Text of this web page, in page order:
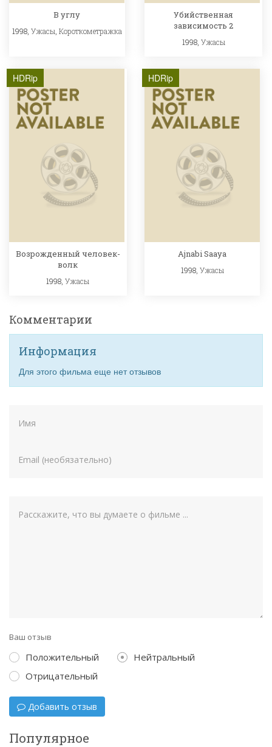
В углу
1998, Ужасы Короткометражка
Убийственная
зависимость 2
1998, Ужасы
HDRip
Возрожденный человек-
волк
1998,Ужасы
HDRip
Ajnabi Saaya
1998, Ужасы
Комментарии
Информация
Для этого фильма еще нет отзывов
Ваш отзыв
Положительный
Нейтральный
Отрицательный
Добавить отзыв
Популярное